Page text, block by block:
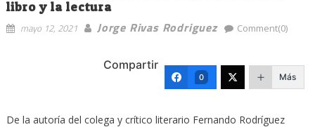
libro y la lectura
mayo 12, 2021 Jorge Rivas Rodriguez Comment(0)
Compartir
0 Más
De la autoría del colega y crítico literario Fernando Rodríguez